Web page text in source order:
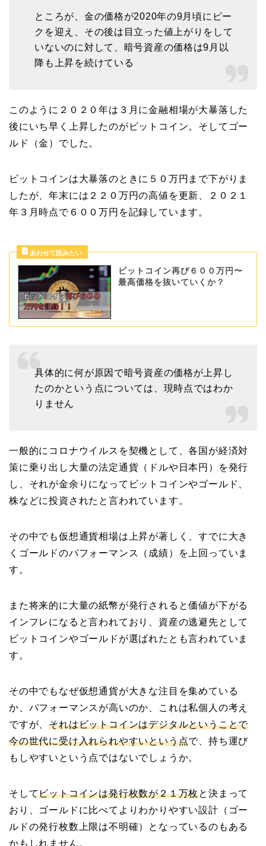
ところが、金の価格が2020年の9月頃にピー
クを迎え、その後は目立った値上がりをして
いないのに対して、暗号資産の価格は9月以
降も上昇を続けている
このように２０２０年は３月に金融相場が大暴落した
後にいち早く上昇したのがビットコイン。そしてゴー
ルド（金）でした。
ビットコインは大暴落のときに５０万円まで下がりま
したが、年末には２２０万円の高値を更新、２０２１
年３月時点で６００万円を記録しています。
ビットコイン再び６００万円〜
最高価格を抜いていくか？
具体的に何が原因で暗号資産の価格が上昇し
たのかという点については、現時点ではわか
りません
一般的にコロナウイルスを契機として、各国が経済対
策に乗り出し大量の法定通貨（ドルや日本円）を発行
し、それが金余りになってビットコインやゴールド、
株などに投資されたと言われています。
その中でも仮想通貨相場は上昇が著しく、すでに大き
くゴールドのパフォーマンス（成績）を上回っていま
す。
また将来的に大量の紙幣が発行されると価値が下がる
インフレになると言われており、資産の逃避先として
ビットコインやゴールドが選ばれたとも言われていま
す。
その中でもなぜ仮想通貨が大きな注目を集めている
か、パフォーマンスが高いのか、これは私個人の考え
ですが、それはビットコインはデジタルということで
今の世代に受け入れられやすいという点で、持ち運び
もしやすいという点ではないでしょうか。
そしてビットコインは発行枚数が２１万枚と決まって
おり、ゴールドに比べてよりわかりやすい設計（ゴー
ルドの発行枚数上限は不明確）となっているのもある
かもしれません。